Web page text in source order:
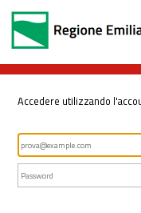
Accedere utilizzando